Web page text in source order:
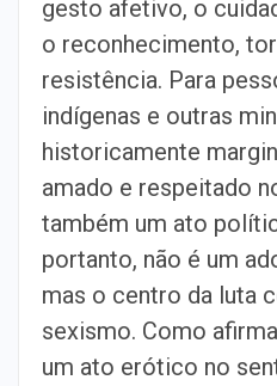
gesto afetivo, o
o reconhecimento,
resistência. Para
indígenas e outras
historicamente
amado e respeitado
também um ato
portanto, não é um
mas o centro da luta
sexismo. Como
um ato erótico no